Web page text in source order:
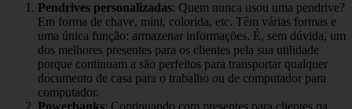
Pendrives personalizadas: Quem nunca usou uma pendrive?
Em forma de chave, mini, colorida, etc. Têm várias formas e
uma única função: armazenar informações. É, sem dúvida, um
dos melhores presentes para os clientes pela sua utilidade
porque continuam a são perfeitos para transportar qualquer
documento de casa para o trabalho ou de computador para
computador.